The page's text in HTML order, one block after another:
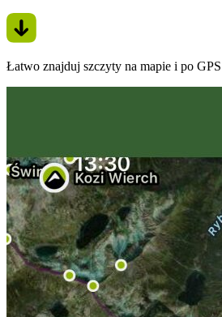
Łatwo znajduj szczyty na mapie i po GPS